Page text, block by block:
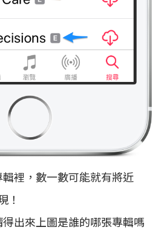
裡，數一數可能就有將近
！
出來上圖是誰的哪張專輯嗎